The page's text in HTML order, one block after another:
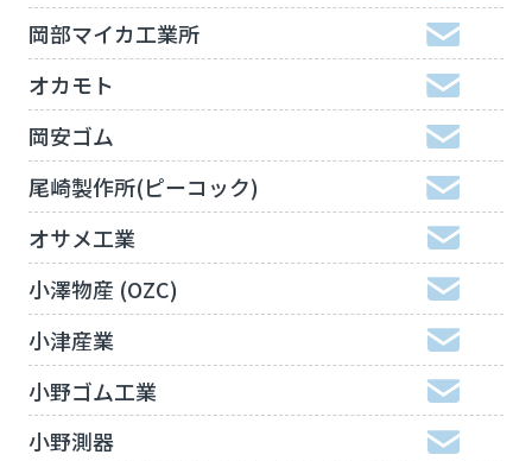
岡部マイカ工業所
オカモト
岡安ゴム
尾崎製作所(ピーコック)
オサメ工業
小澤物産 (OZC)
小津産業
小野ゴム工業
小野測器